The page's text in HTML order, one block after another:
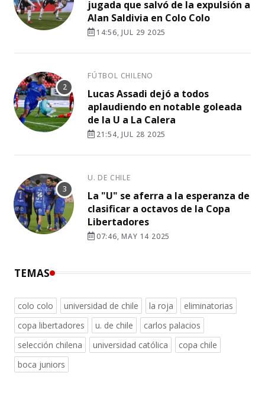
jugada que salvó de la expulsión a
Alan Saldivia en Colo Colo
14:56, JUL 29 2025
FÚTBOL CHILENO
Lucas Assadi dejó a todos
aplaudiendo en notable goleada
de la U a La Calera
21:54, JUL 28 2025
U. DE CHILE
La "U" se aferra a la esperanza de
clasificar a octavos de la Copa
Libertadores
07:46, MAY 14 2025
TEMAS
colo colo universidad de chile la roja
eliminatorias
copa libertadores
u. de chile
carlos palacios
selección chilena
universidad católica
copa chile
boca juniors